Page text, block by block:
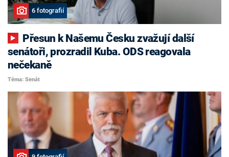
6 fotografií
senátoři, prozradil Kuba. ODS reagovala
nečekaně
Téma: Senát